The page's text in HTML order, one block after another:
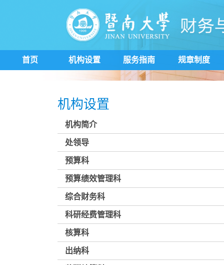
首页 机构设置 服务指南 规章制度
机构设置
机构简介
处领导
预算科
预算绩效管理科
综合财务科
科研经费管理科
核算科
出纳科